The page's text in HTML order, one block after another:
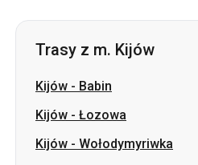
Trasy z m. Kijów
Kijów - Babin
Kijów - Łozowa
Kijów - Wołodymyriwka